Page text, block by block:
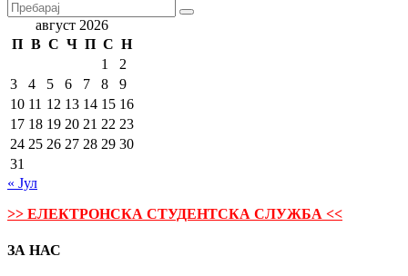
август 2026
П В С Ч П С Н
1
2
3
4 5 6 7 8
9
10 11 12 13 14 15 16
17 18 19 20 21 22 23
24 25 26 27 28 29 30
31
« Јул
>> ЕЛЕКТРОНСКА СТУДЕНТСКА СЛУЖБА <<
ЗА НАС